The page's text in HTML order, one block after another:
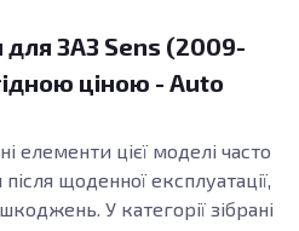
для ЗАЗ Sens (2009-
ціною - Auto
елементи цієї моделі часто
щоденної експлуатації,
У категорії зібрані